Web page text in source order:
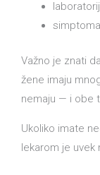
Važno je znati
žene imaju
nemaju — i obe
Ukoliko imate
lekarom je uvek